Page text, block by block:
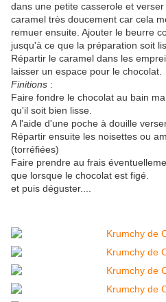
dans une petite casserole et
caramel très doucement car cela
remuer ensuite. Ajouter le beurre
jusqu'à ce que la préparation soit
Répartir le caramel dans les
laisser un espace pour le chocolat.
Finitions :
Faire fondre le chocolat au bain
qu'il soit bien lisse.
A l'aide d'une poche à douille
Répartir ensuite les noisettes ou
(torréfiées)
Faire prendre au frais
que lorsque le chocolat est figé.
et puis déguster....